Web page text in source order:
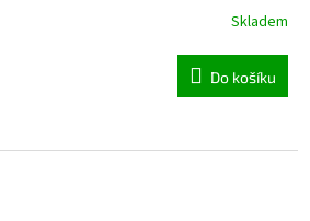
Skladem
Do košíku